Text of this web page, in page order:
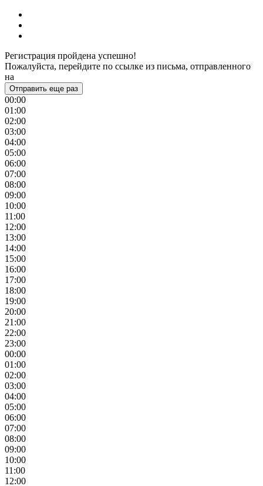
Регистрация пройдена успешно!
Пожалуйста, перейдите по ссылке из письма, отправленного
на
Отправить еще раз
00:00
01:00
02:00
03:00
04:00
05:00
06:00
07:00
08:00
09:00
10:00
11:00
12:00
13:00
14:00
15:00
16:00
17:00
18:00
19:00
20:00
21:00
22:00
23:00
00:00
01:00
02:00
03:00
04:00
05:00
06:00
07:00
08:00
09:00
10:00
11:00
12:00